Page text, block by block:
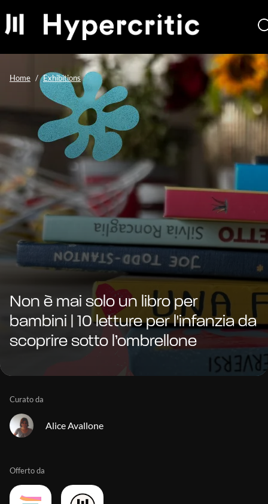
Home Exhibitions
Non è mai solo un libro per
bambini | 10 letture per l'infanzia da
scoprire sotto l’ombrellone
Curato da
Alice Avallone
Offerto da